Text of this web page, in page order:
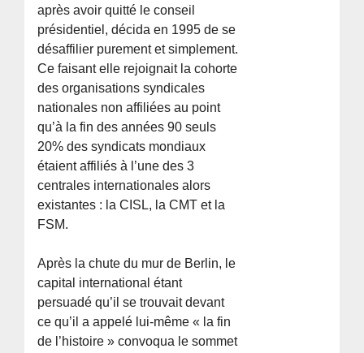
après avoir quitté le conseil
présidentiel, décida en 1995 de se
désaffilier purement et simplement.
Ce faisant elle rejoignait la cohorte
des organisations syndicales
nationales non affiliées au point
qu’à la fin des années 90 seuls
20% des syndicats mondiaux
étaient affiliés à l’une des 3
centrales internationales alors
existantes : la CISL, la CMT et la
FSM.
Après la chute du mur de Berlin, le
capital international étant
persuadé qu’il se trouvait devant
ce qu’il a appelé lui-même « la fin
de l’histoire » convoqua le sommet